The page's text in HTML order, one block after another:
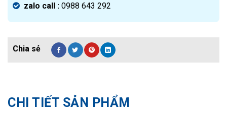
zalo call : 0988 643 292
CHI TIẾT SẢN PHẨM